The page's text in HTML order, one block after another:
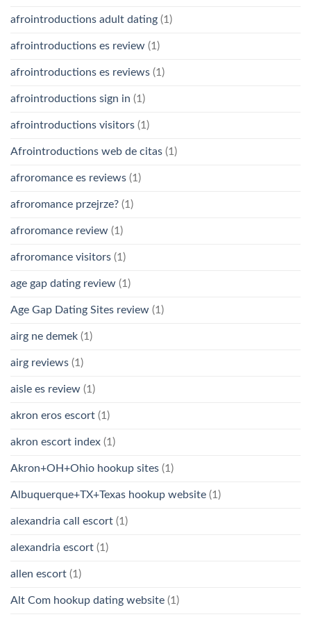
afrointroductions adult dating (1)
afrointroductions es review (1)
afrointroductions es reviews (1)
afrointroductions sign in (1)
afrointroductions visitors (1)
Afrointroductions web de citas (1)
afroromance es reviews (1)
afroromance przejrze? (1)
afroromance review (1)
afroromance visitors (1)
age gap dating review (1)
Age Gap Dating Sites review (1)
airg ne demek (1)
airg reviews (1)
aisle es review (1)
akron eros escort (1)
akron escort index (1)
Akron+OH+Ohio hookup sites (1)
Albuquerque+TX+Texas hookup website (1)
alexandria call escort (1)
alexandria escort (1)
allen escort (1)
Alt Com hookup dating website (1)